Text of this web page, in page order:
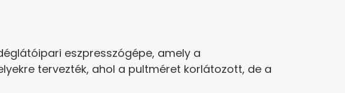
eszpresszógépe, amely a
tervezték, ahol a pultméret korlátozott, de a